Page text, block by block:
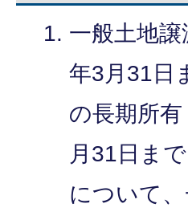
一般土地
年3月31日
の長期所
月31日ま
について